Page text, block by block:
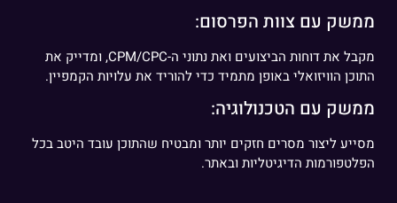
ממשק עם צוות הפרסום:
מקבל את דוחות הביצועים ואת נתוני ה-CPM/CPC, ומדייק את
התוכן הוויזואלי באופן מתמיד כדי להוריד את עלויות הקמפיין.
ממשק עם הטכנולוגיה:
מסייע ליצור מסרים חזקים יותר ומבטיח שהתוכן עובד היטב בכל
הפלטפורמות הדיגיטליות ובאתר.